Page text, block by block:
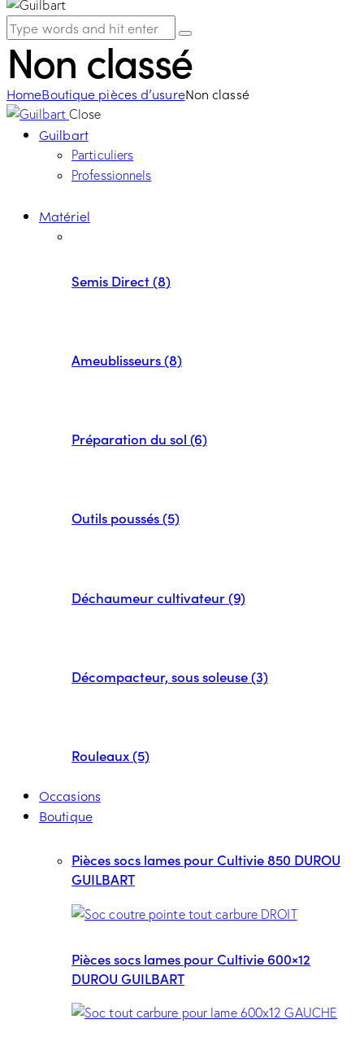
Non classé
HomeBoutique pièces d’usureNon classé
Close
Guilbart
Particuliers
Professionnels
Matériel
Semis Direct (8)
Ameublisseurs (8)
Préparation du sol (6)
Outils poussés (5)
Déchaumeur cultivateur (9)
Décompacteur, sous soleuse (3)
Rouleaux (5)
Occasions
Boutique
Pièces socs lames pour Cultivie 850 DUROU
GUILBART
Pièces socs lames pour Cultivie 600×12
DUROU GUILBART